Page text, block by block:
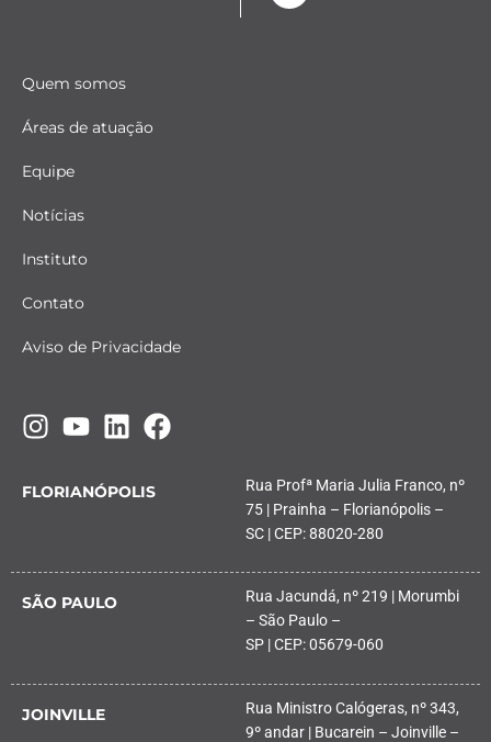
Quem somos
Áreas de atuação
Equipe
Notícias
Instituto
Contato
Aviso de Privacidade
FLORIANÓPOLIS
Rua Profª Maria Julia Franco, nº
75 | Prainha – Florianópolis –
SC | CEP: 88020-280
SÃO PAULO
Rua Jacundá, nº 219 | Morumbi
– São Paulo –
SP | CEP: 05679-060
JOINVILLE
Rua Ministro Calógeras, nº 343,
9º andar | Bucarein – Joinville –